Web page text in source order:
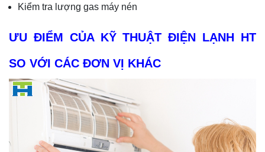
Kiểm tra lượng gas máy nén
ƯU ĐIỂM CỦA KỸ THUẬT ĐIỆN LẠNH HT
SO VỚI CÁC ĐƠN VỊ KHÁC